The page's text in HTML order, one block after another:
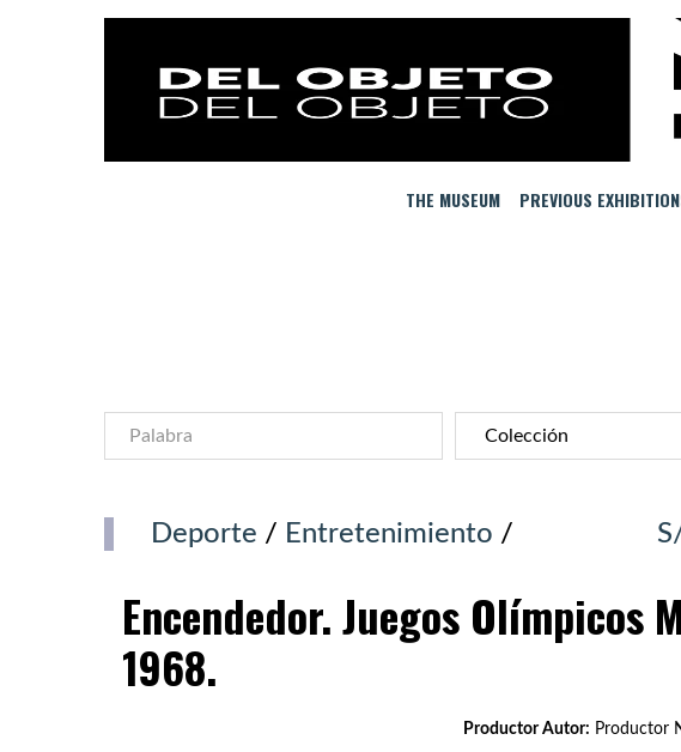
THE MUSEUM PREVIOUS
Deporte / Entretenimiento /
Encendedor. Juegos Olímpicos
1968.
Productor Autor: Productor